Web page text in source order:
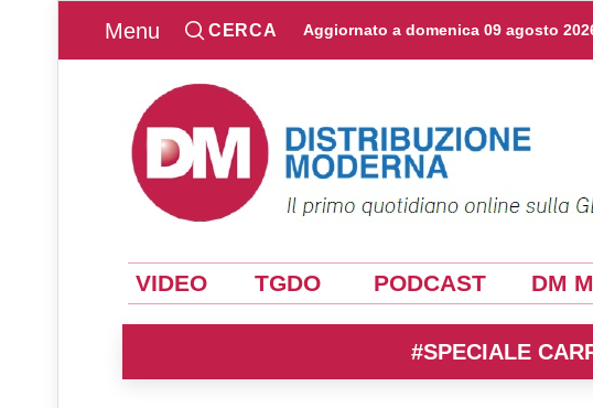
Menu CERCA Aggiornato a domenica 09 agosto
VIDEO TGDO PODCAST DM
#SPECIALE